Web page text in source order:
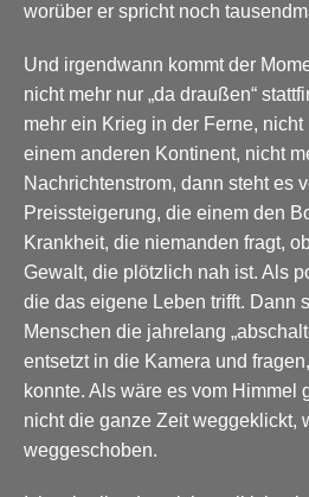
worüber er spricht noch
Und irgendwann kommt der
nicht mehr nur „da draußen“
mehr ein Krieg in der Ferne,
einem anderen Kontinent, nicht
Nachrichtenstrom, dann steht es
Preissteigerung, die einem den
Krankheit, die niemanden fragt,
Gewalt, die plötzlich nah ist. Als
die das eigene Leben trifft. Dann
Menschen die jahrelang
entsetzt in die Kamera und
konnte. Als wäre es vom Himmel
nicht die ganze Zeit weggeklickt,
weggeschoben.